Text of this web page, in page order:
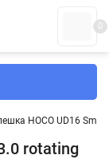
0
HOCO UD16
rotating